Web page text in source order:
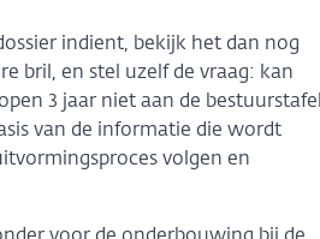
indient, bekijk het dan nog
bril, en stel uzelf de vraag: kan
3 jaar niet aan de
van de informatie die wordt
volgen en